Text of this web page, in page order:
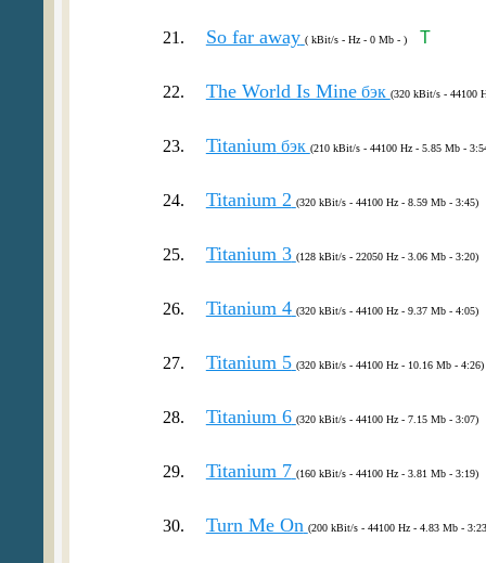
21. So far away ( kBit/s - Hz - 0 Mb - ) T
22. The World Is Mineбэк (320 kBit/s - 44100
23. Titanium бэк (210 kBit/s - 44100 Hz - 5.85 Mb -
24. Titanium 2 (320 kBit/s - 44100 Hz - 8.59 Mb - 3:45)
25. Titanium 3 (128 kBit/s - 22050 Hz - 3.06 Mb - 3:20)
26. Titanium 4 (320 kBit/s - 44100 Hz - 9.37 Mb - 4:05)
27. Titanium 5 (320 kBit/s - 44100 Hz - 10.16 Mb - 4:26)
28. Titanium 6 (320 kBit/s - 44100 Hz - 7.15 Mb - 3:07)
29. Titanium 7 (160 kBit/s - 44100 Hz - 3.81 Mb - 3:19)
30. Turn Me On (200 kBit/s - 44100 Hz - 4.83 Mb -